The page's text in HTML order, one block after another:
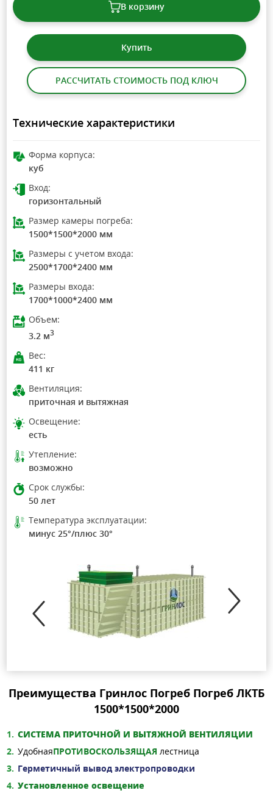
В корзину
Купить
РАССЧИТАТЬ СТОИМОСТЬ ПОД КЛЮЧ
Технические характеристики
Форма корпуса:
куб
Вход:
горизонтальный
Размер камеры погреба:
1500*1500*2000 мм
Размеры с учетом входа:
2500*1700*2400 мм
Размеры входа:
1700*1000*2400 мм
Объем:
3.2 м3
Вес:
411 кг
Вентиляция:
приточная и вытяжная
Освещение:
есть
Утепление:
возможно
Срок службы:
50 лет
Температура эксплуатации:
минус 25°/плюс 30°
Преимущества Гринлос Погреб Погреб ЛКТБ
1500*1500*2000
СИСТЕМА ПРИТОЧНОЙ И ВЫТЯЖНОЙ ВЕНТИЛЯЦИИ
УдобнаяПРОТИВОСКОЛЬЗЯЩАЯ лестница
Герметичный вывод электропроводки
Установленное освещение